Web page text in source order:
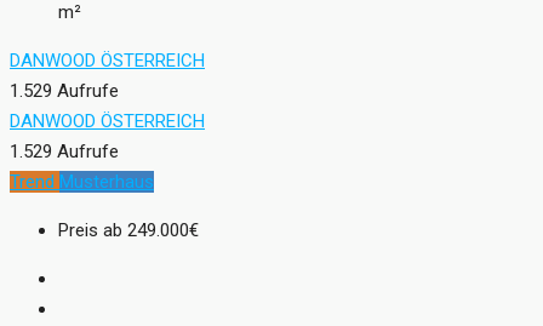
m²
DANWOOD ÖSTERREICH
1.529 Aufrufe
DANWOOD ÖSTERREICH
1.529 Aufrufe
Trend Musterhaus
Preis ab 249.000€